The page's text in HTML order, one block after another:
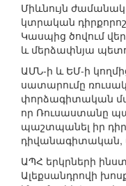
Միևնույն
կտրական
Կասպից ծովում
և մերձափնյա
ԱՄՆ-ի և ԵՄ-ի
սատարումը
փորձագիտական
որ Ռուսաստանը
պաշտպանել իր
դիվանագիտական,
ԱՊՀ երկրների
Ալեքսանդրովի